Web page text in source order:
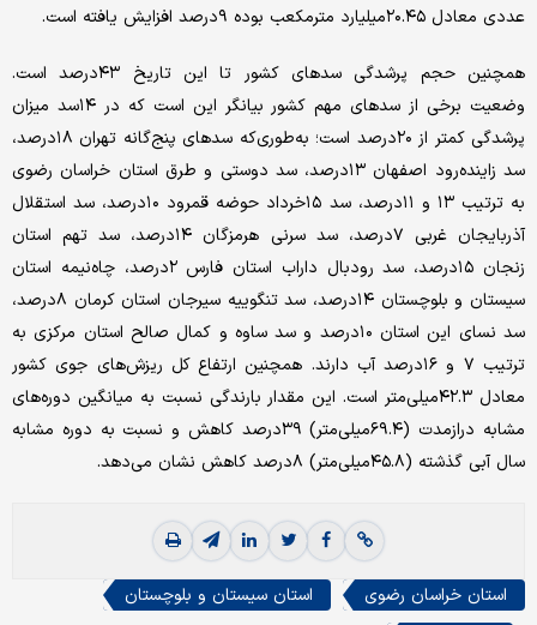
عددی معادل ۲۰.۴۵میلیارد مترمکعب بوده ۹‌درصد افزایش یافته است.
همچنین حجم پرشدگی سدهای کشور تا این تاریخ ۴۳‌درصد است.
وضعیت برخی از سدهای مهم کشور بیانگر این است که در ۱۴سد میزان
پرشدگی کمتر از ۲۰‌درصد است؛ به‌‌‌طوری‌که سدهای پنج‌گانه تهران ۱۸درصد،
سد زاینده‌‌‌رود اصفهان ۱۳درصد، سد دوستی و طرق استان خراسان رضوی
به ترتیب ۱۳ و ۱۱درصد، سد ۱۵خرداد حوضه قمرود ۱۰درصد، سد استقلال
آذربایجان غربی ۷درصد، سد سرنی هرمزگان ۱۴درصد، سد تهم استان
زنجان ۱۵درصد، سد رودبال داراب استان فارس ۲درصد، چاه‌‌‌نیمه استان
سیستان و بلوچستان ۱۴درصد، سد تنگوییه سیرجان استان کرمان ۸‌درصد،
سد نسای این استان ۱۰‌درصد و سد ساوه و کمال صالح استان مرکزی به
ترتیب ۷ و ۱۶‌درصد آب دارند. همچنین ارتفاع کل ریزش‌‌‌های جوی کشور
معادل ۴۲.۳میلی‌متر است. این مقدار بارندگی نسبت به میانگین دوره‌‌‌های
مشابه درازمدت (۶۹.۴میلی‌متر) ۳۹‌درصد کاهش و نسبت به دوره مشابه
سال آبی گذشته (۴۵.۸میلی‌متر) ۸‌درصد کاهش نشان می‌دهد.
استان خراسان رضوی
استان سیستان و بلوچستان